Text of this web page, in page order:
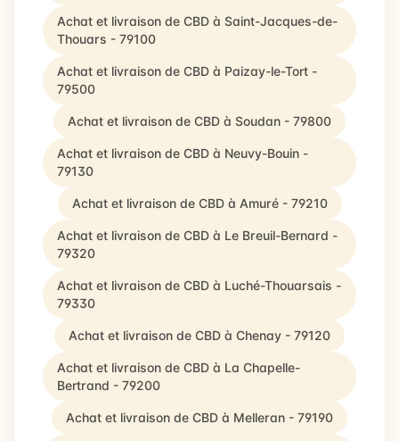
Achat et livraison de CBD à Saint-Jacques-de-
Thouars - 79100
Achat et livraison de CBD à Paizay-le-Tort -
79500
Achat et livraison de CBD à Soudan - 79800
Achat et livraison de CBD à Neuvy-Bouin -
79130
Achat et livraison de CBD à Amuré - 79210
Achat et livraison de CBD à Le Breuil-Bernard -
79320
Achat et livraison de CBD à Luché-Thouarsais -
79330
Achat et livraison de CBD à Chenay - 79120
Achat et livraison de CBD à La Chapelle-
Bertrand - 79200
Achat et livraison de CBD à Melleran - 79190